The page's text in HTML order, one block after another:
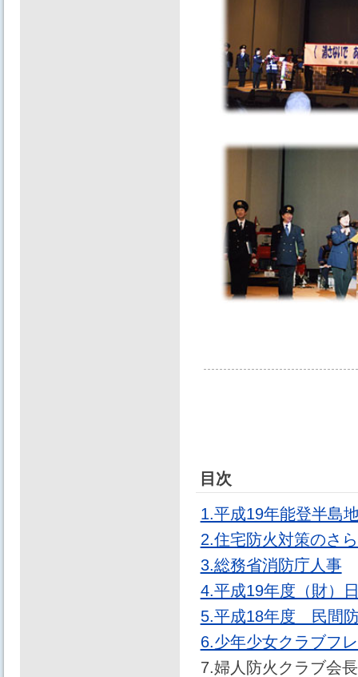
目次
1.平成19年能登半島
2.住宅防火対策のさ
3.総務省消防庁人事
4.平成19年度（財）
5.平成18年度 民間
6.少年少女クラブフ
7.婦人防火クラブ会